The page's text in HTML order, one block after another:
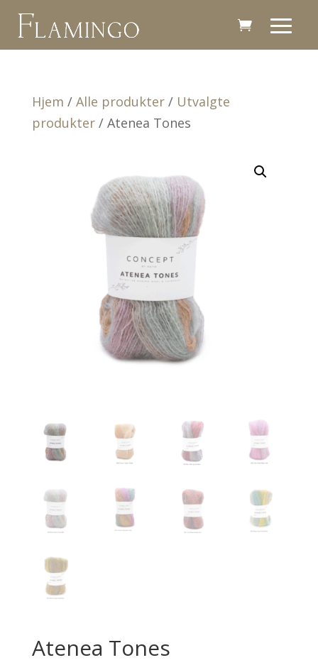
Hjem / Alle produkter/ Utvalgte
produkter/ Atenea Tones
Atenea Tones